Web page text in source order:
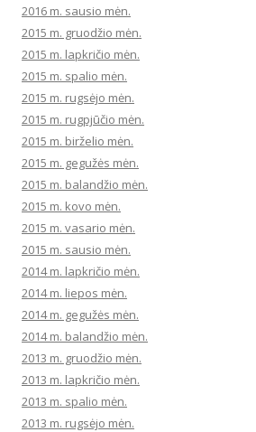
2016 m. sausio mėn.
2015 m. gruodžio mėn.
2015 m. lapkričio mėn.
2015 m. spalio mėn.
2015 m. rugsėjo mėn.
2015 m. rugpjūčio mėn.
2015 m. birželio mėn.
2015 m. gegužės mėn.
2015 m. balandžio mėn.
2015 m. kovo mėn.
2015 m. vasario mėn.
2015 m. sausio mėn.
2014 m. lapkričio mėn.
2014 m. liepos mėn.
2014 m. gegužės mėn.
2014 m. balandžio mėn.
2013 m. gruodžio mėn.
2013 m. lapkričio mėn.
2013 m. spalio mėn.
2013 m. rugsėjo mėn.